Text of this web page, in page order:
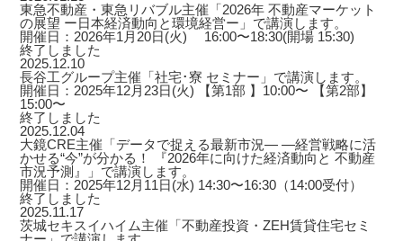
東急不動産・東急リバブル主催「2026年 不動産マーケット
の展望 ー日本経済動向と環境経営ー」で講演します。
開催日：2026年1月20日(火) 16:00〜18:30(開場 15:30)
終了しました
2025.12.10
長谷工グループ主催「社宅･寮 セミナー」で講演します。
開催日：2025年12月23日(火) 【第1部 】10:00〜 【第2部】
15:00〜
終了しました
2025.12.04
大鏡CRE主催「データで捉える最新市況― ―経営戦略に活
かせる“今”が分かる！ 『2026年に向けた経済動向と 不動産
市況予測』」で講演します。
開催日：2025年12月11日(水) 14:30〜16:30（14:00受付）
終了しました
2025.11.17
茨城セキスイハイム主催「不動産投資・ZEH賃貸住宅セミ